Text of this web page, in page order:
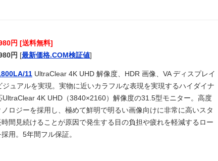
った
めろ！と言いながら自分達と違う意見には執拗に攻撃してく
っさんにしろ
トンデモナイことになってる・・・
ら訴状が届いた私 → 夫と私、さらにいずれも同じ学校の生徒
で、クラス委員を務めた人たちが訴えられた → その理由が・・・
るが妥協だとしてもAAxはやめたほうがいいな…
れたお父さん、グレる
匹を超えるポケモンたちが暮らす世界が凄かった
提示 「ひろゆき＆いずみ新党（仮）」の届け出を知らされず
円 [送料無料]
円 [最新価格.COM検証値]
11 UltraClear 4K UHD 解像度、HDR 画像、VA ディスプレイ
ジュアルを実現。実物に近いカラフルな表現を実現するハイダイナ
UltraClear 4K UHD（3840×2160）解像度の31.5型モニター。高度
ロジーを採用し、極めて鮮明で明るい画像向けに非常に高いスタ
間見続けることが原因で発生する目の負担や疲れを軽減するロー
用。5年間フル保証。